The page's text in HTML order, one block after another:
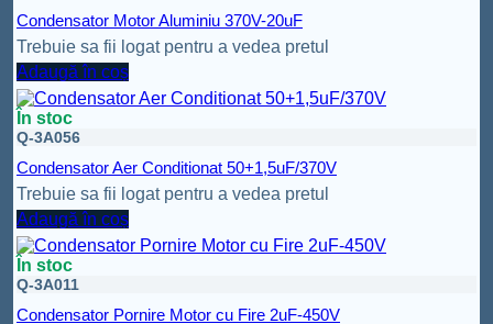
Condensator Motor Aluminiu 370V-20uF
Trebuie sa fii logat pentru a vedea pretul
Adaugă în coș
În stoc
Q-3A056
Condensator Aer Conditionat 50+1,5uF/370V
Trebuie sa fii logat pentru a vedea pretul
Adaugă în coș
În stoc
Q-3A011
Condensator Pornire Motor cu Fire 2uF-450V